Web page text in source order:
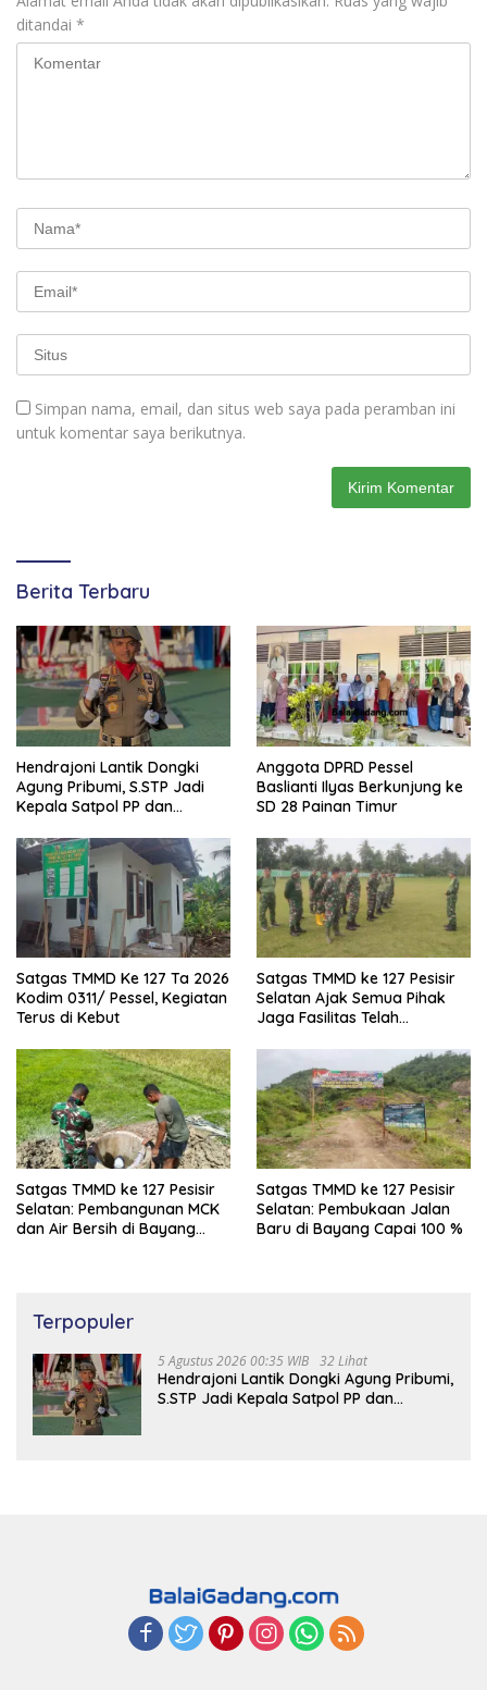
ditandai *
Simpan nama, email, dan situs web saya pada peramban ini
untuk komentar saya berikutnya.
Berita Terbaru
Hendrajoni Lantik Dongki
Agung Pribumi, S.STP Jadi
Kepala Satpol PP dan
Anggota DPRD Pessel
Baslianti Ilyas Berkunjung ke
SD 28 Painan Timur
Satgas TMMD Ke 127 Ta 2026
Kodim 0311/ Pessel, Kegiatan
Terus di Kebut
Satgas TMMD ke 127 Pesisir
Selatan Ajak Semua Pihak
Jaga Fasilitas Telah
Satgas TMMD ke 127 Pesisir
Selatan: Pembangunan MCK
dan Air Bersih di Bayang
Satgas TMMD ke 127 Pesisir
Selatan: Pembukaan Jalan
Baru di Bayang Capai 100 %
Terpopuler
5 Agustus 2026 00:35 WIB 32 Lihat
Hendrajoni Lantik Dongki Agung Pribumi,
S.STP Jadi Kepala Satpol PP dan